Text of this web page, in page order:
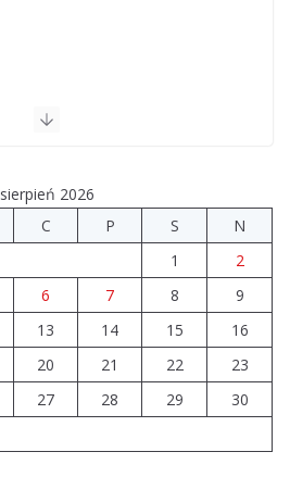
sierpień 2026
C P S
N
1
2
6 7 8
9
13 14 15
16
20 21 22
23
27 28 29
30